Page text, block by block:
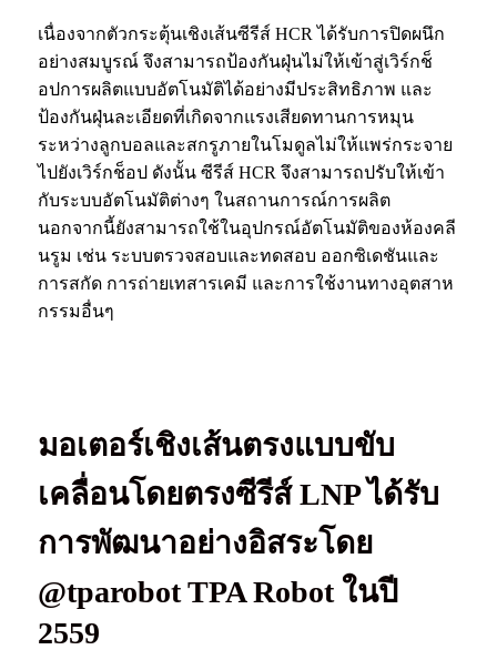
เนื่องจากตัวกระตุ้นเชิงเส้นซีรีส์ HCR ได้รับการปิดผนึก
อย่างสมบูรณ์ จึงสามารถป้องกันฝุ่นไม่ให้เข้าสู่เวิร์กช็
อปการผลิตแบบอัตโนมัติได้อย่างมีประสิทธิภาพ และ
ป้องกันฝุ่นละเอียดที่เกิดจากแรงเสียดทานการหมุน
ระหว่างลูกบอลและสกรูภายในโมดูลไม่ให้แพร่กระจาย
ไปยังเวิร์กช็อป ดังนั้น ซีรีส์ HCR จึงสามารถปรับให้เข้า
กับระบบอัตโนมัติต่างๆ ในสถานการณ์การผลิต
นอกจากนี้ยังสามารถใช้ในอุปกรณ์อัตโนมัติของห้องคลี
นรูม เช่น ระบบตรวจสอบและทดสอบ ออกซิเดชันและ
การสกัด การถ่ายเทสารเคมี และการใช้งานทางอุตสาห
กรรมอื่นๆ
มอเตอร์เชิงเส้นตรงแบบขับ
เคลื่อนโดยตรงซีรีส์ LNP ได้รับ
การพัฒนาอย่างอิสระโดย
@tparobot TPA Robot ในปี
2559